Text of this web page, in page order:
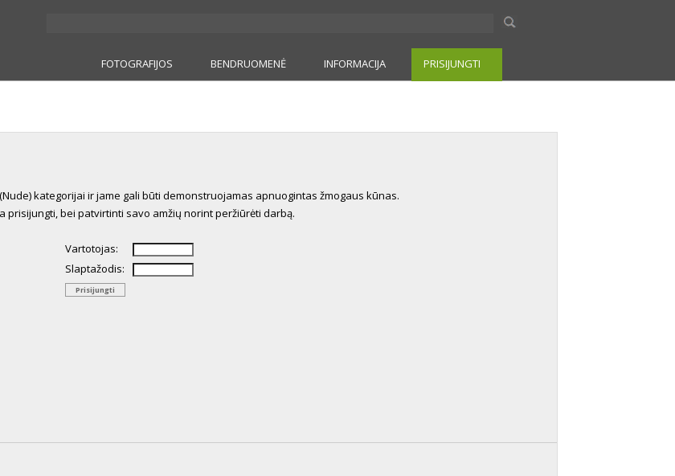
FOTOGRAFIJOS BENDRUOMENĖ INFORMACIJA PRISIJUNGTI
kategorijai ir jame gali būti demonstruojamas apnuogintas žmogaus kūnas.
prisijungti, bei patvirtinti savo amžių norint peržiūrėti darbą.
Vartotojas:
Slaptažodis: